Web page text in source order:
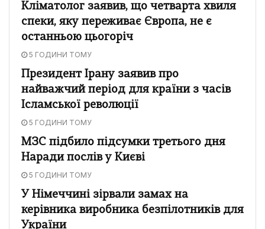
Кліматолог заявив, що четварта хвиля
спеки, яку переживає Європа, не є
останньою цьогоріч
5 ГОДИНИ ТОМУ
Президент Ірану заявив про
найважчий період для країни з часів
Ісламської революції
5 ГОДИНИ ТОМУ
МЗС підбило підсумки третього дня
Наради послів у Києві
5 ГОДИНИ ТОМУ
У Німеччині зірвали замах на
керівника виробника безпілотників для
України